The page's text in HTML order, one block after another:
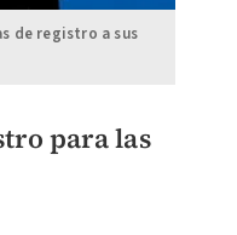
de registro a sus
para las